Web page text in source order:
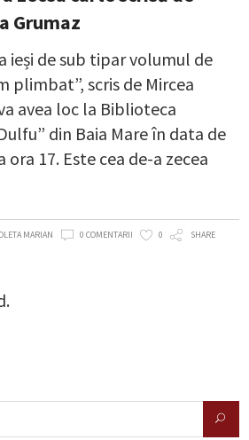
Grumaz
ieși de sub tipar volumul de
plimbat”, scris de Mircea
avea loc la Biblioteca
din Baia Mare în data de
17. Este cea de-a zecea
MARIAN 0 COMENTARII 0 SHARE